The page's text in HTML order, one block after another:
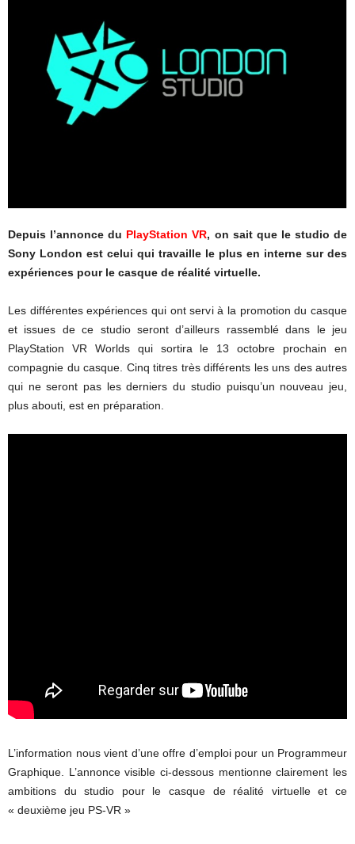
Depuis l’annonce du PlayStation VR, on sait que le studio de
Sony London est celui qui travaille le plus en interne sur des
expériences pour le casque de réalité virtuelle.
Les différentes expériences qui ont servi à la promotion du casque
et issues de ce studio seront d’ailleurs rassemblé dans le jeu
PlayStation VR Worlds qui sortira le 13 octobre prochain en
compagnie du casque. Cinq titres très différents les uns des autres
qui ne seront pas les derniers du studio puisqu’un nouveau jeu,
plus abouti, est en préparation.
L’information nous vient d’une offre d’emploi pour un Programmeur
Graphique. L’annonce visible ci-dessous mentionne clairement les
ambitions du studio pour le casque de réalité virtuelle et ce
« deuxième jeu PS-VR »